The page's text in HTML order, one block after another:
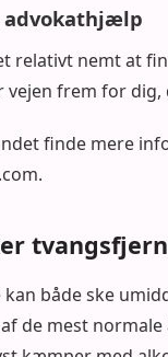
advokathjælp
relativt nemt at
frem for
finde mere
kan både ske
de mest